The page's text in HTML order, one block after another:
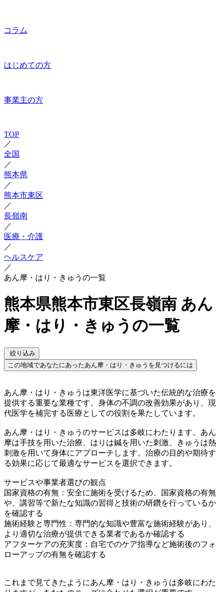
コラム
はじめての方
事業主の方
TOP
／
全国
／
熊本県
／
熊本市東区
／
長嶺南
／
医療・介護
／
ヘルスケア
／
あん摩・はり・きゅうの一覧
熊本県熊本市東区長嶺南 あん
摩・はり・きゅうの一覧
絞り込み
この地域であなたにあったあん摩・はり・きゅうを見つけるには
あん摩・はり・きゅうは東洋医学に基づいた伝統的な治療を
提供する重要な業種です。身体の不調の改善効果があり、現
代医学を補完する医療としての役割を果たしています。
あん摩・はり・きゅうのサービスは多岐にわたります。あん
摩は手技を用いた治療、はりは鍼を用いた刺激、きゅうは熱
刺激を用いて身体にアプローチします。治療の目的や期待す
る効果に応じて最適なサービスを選択できます。
サービスや事業者選びの観点
国家資格の有無：安全に施術を受けるため、国家資格の有無
や、講習等で新たな知識の習得と技術の研鑽を行っているか
を確認する
施術経験と専門性：専門的な知識や豊富な施術経験があり、
より適切な治療が提供できる業者であるか確認する
アフターケアの充実度：自宅でのケア指導など施術後のフォ
ローアップの有無を確認する
これまで見てきたようにあん摩・はり・きゅうは多岐にわた